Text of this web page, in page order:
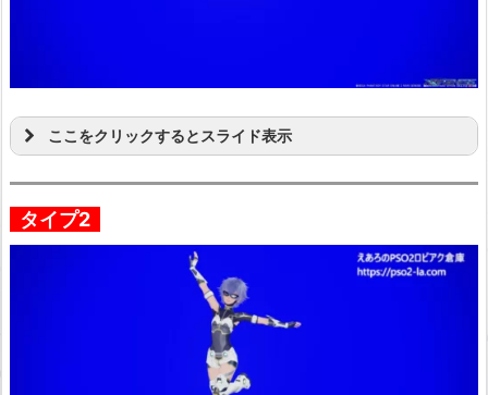
ここをクリックするとスライド表示
タイプ2